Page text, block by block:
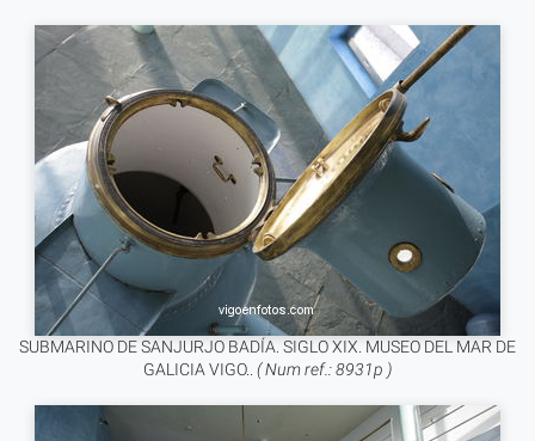
SUBMARINO DE SANJURJO BADÍA. SIGLO XIX. MUSEO DEL MAR DE
GALICIA VIGO.. ( Num ref.: 8931p )